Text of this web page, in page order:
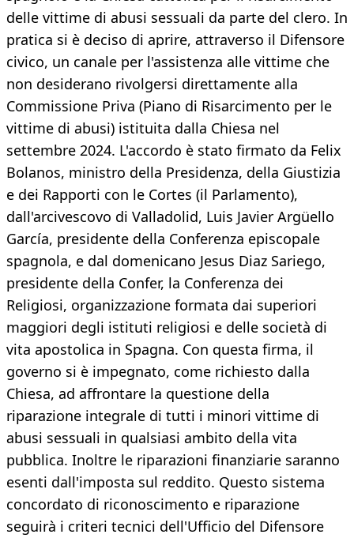
delle vittime di abusi sessuali da parte del clero. In
pratica si è deciso di aprire, attraverso il Difensore
civico, un canale per l'assistenza alle vittime che
non desiderano rivolgersi direttamente alla
Commissione Priva (Piano di Risarcimento per le
vittime di abusi) istituita dalla Chiesa nel
settembre 2024. L'accordo è stato firmato da Felix
Bolanos, ministro della Presidenza, della Giustizia
e dei Rapporti con le Cortes (il Parlamento),
dall'arcivescovo di Valladolid, Luis Javier Argüello
García, presidente della Conferenza episcopale
spagnola, e dal domenicano Jesus Diaz Sariego,
presidente della Confer, la Conferenza dei
Religiosi, organizzazione formata dai superiori
maggiori degli istituti religiosi e delle società di
vita apostolica in Spagna. Con questa firma, il
governo si è impegnato, come richiesto dalla
Chiesa, ad affrontare la questione della
riparazione integrale di tutti i minori vittime di
abusi sessuali in qualsiasi ambito della vita
pubblica. Inoltre le riparazioni finanziarie saranno
esenti dall'imposta sul reddito. Questo sistema
concordato di riconoscimento e riparazione
seguirà i criteri tecnici dell'Ufficio del Difensore